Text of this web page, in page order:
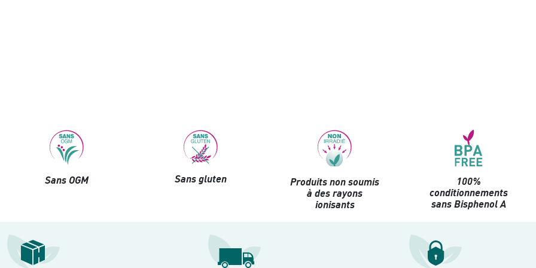
Sans OGM Sans gluten
Produits non soumis
à des rayons
ionisants
100%
conditionnements
sans Bisphenol A